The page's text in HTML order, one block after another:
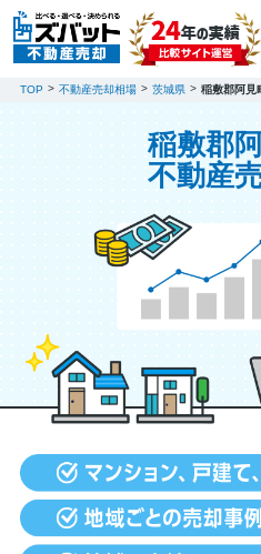
TOP 不動産売却相場 茨城県 稲敷郡阿見
稲敷郡
不動産